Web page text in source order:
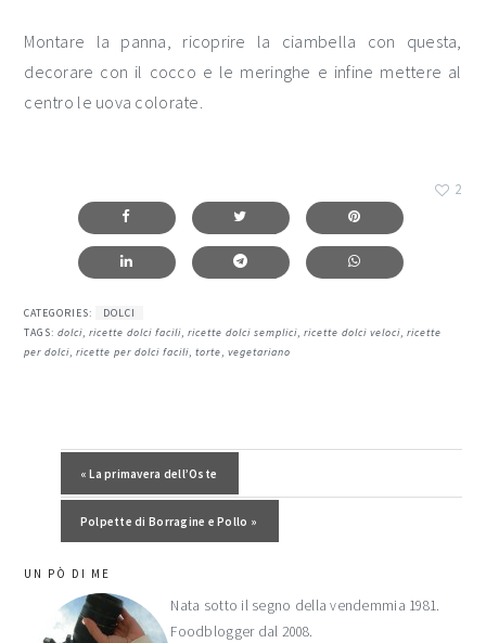
Montare la panna, ricoprire la ciambella con questa,
decorare con il cocco e le meringhe e infine mettere al
centro le uova colorate.
2
CATEGORIES:
DOLCI
TAGS:dolci,ricette dolci facili,ricette dolci semplici,ricette dolci veloci,ricette
per dolci,ricette per dolci facili,torte,vegetariano
Post precedente:
« La primavera dell’Oste
Post successivo:
Polpette di Borragine e Pollo »
barra
laterale
UN PÒ DI ME
Nata sotto il segno della vendemmia 1981.
Foodblogger dal 2008.